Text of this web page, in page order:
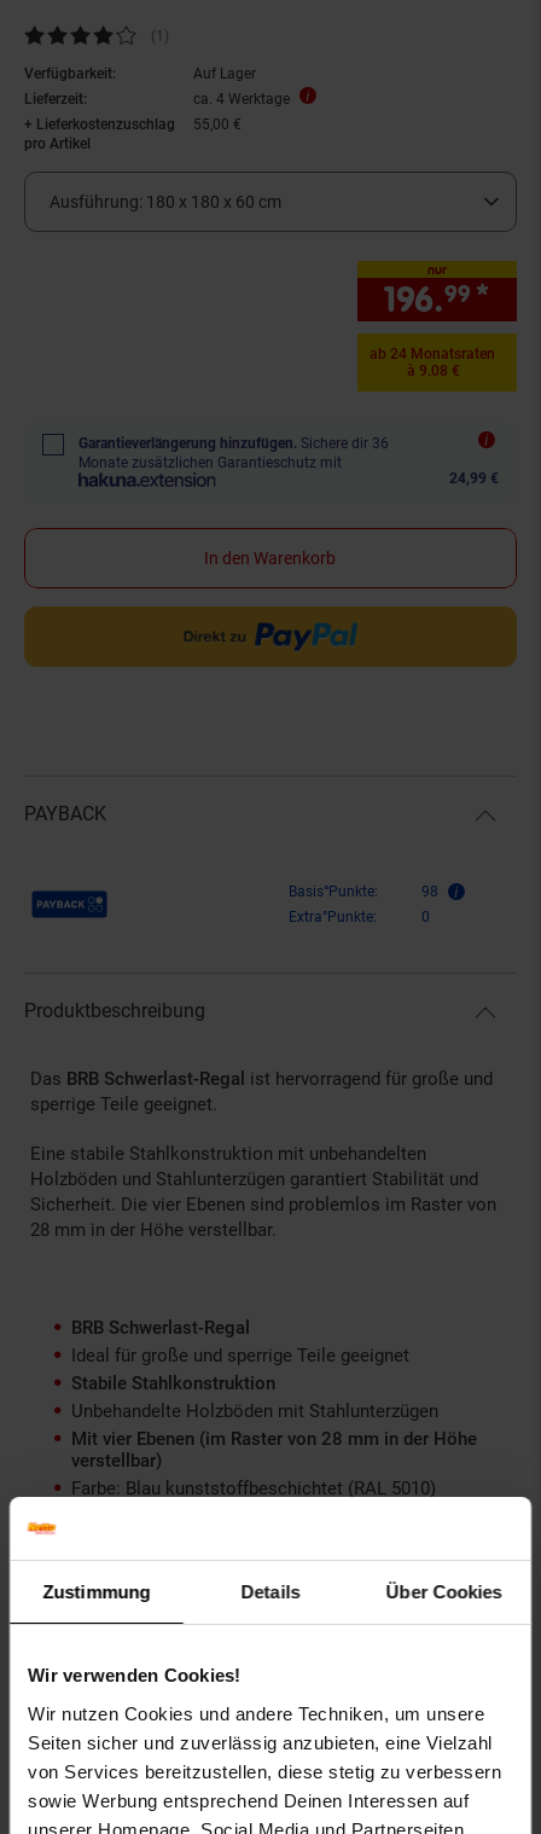
Zustimmung Details Über Cookies
Wir verwenden Cookies!
Wir nutzen Cookies und andere Techniken, um unsere
Seiten sicher und zuverlässig anzubieten, eine Vielzahl
von Services bereitzustellen, diese stetig zu verbessern
sowie Werbung entsprechend Deinen Interessen auf
unserer Homepage, Social Media und Partnerseiten
Kundenbewertung: 4 von 5 Sternen
(1 Kundenbewertungen
)
Verfügbarkeit:
Auf Lager
Lieferzeit:
ca. 4 Werktage
+ Lieferkostenzuschlag
pro Artikel
55,00 €
Ausführung: 180 x 180 x 60 cm
nur
196.99 *
ab 24 Monatsraten
à 9.08 €
Garantieverlängerung hinzufügen. Sichere dir 36
Monate zusätzlichen Garantieschutz mit
24,99 €
In den Warenkorb
PAYBACK
Payback Punkte Basis°Punkte:
98
Extra°Punkte:
0
Produktbeschreibung
Das BRB Schwerlast-Regal ist hervorragend für große und
sperrige Teile geeignet.
Eine stabile Stahlkonstruktion mit unbehandelten
Holzböden und Stahlunterzügen garantiert Stabilität und
Sicherheit. Die vier Ebenen sind problemlos im Raster von
28 mm in der Höhe verstellbar.
BRB Schwerlast-Regal
Ideal für große und sperrige Teile geeignet
Stabile Stahlkonstruktion
Unbehandelte Holzböden mit Stahlunterzügen
Mit vier Ebenen (im Raster von 28 mm in der Höhe
verstellbar)
Farbe: Blau kunststoffbeschichtet (RAL 5010)
Maße: ca. B 180 x H 180 x T 60 cm
Artikelnummer: 1121058000
EAN: 4052293697685
Artikel gehört zur Kategorie:Werkbänke & Industrieregale